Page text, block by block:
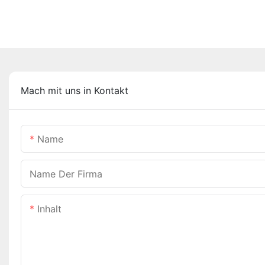
Mach mit uns in Kontakt
Name
Name Der Firma
Inhalt